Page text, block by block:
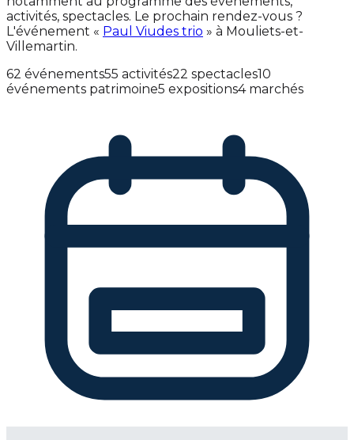
activités, spectacles. Le prochain rendez-vous ?
L'événement « Paul Viudes trio » à Mouliets-et-
Villemartin.
62 événements55 activités22 spectacles10
événements patrimoine5 expositions4 marchés